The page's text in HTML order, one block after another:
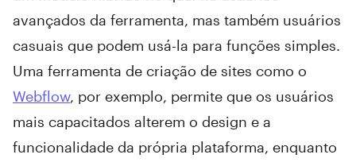
avançados da ferramenta, mas também usuários
casuais que podem usá-la para funções simples.
Uma ferramenta de criação de sites como o
Webflow, por exemplo, permite que os usuários
mais capacitados alterem o design e a
funcionalidade da própria plataforma, enquanto